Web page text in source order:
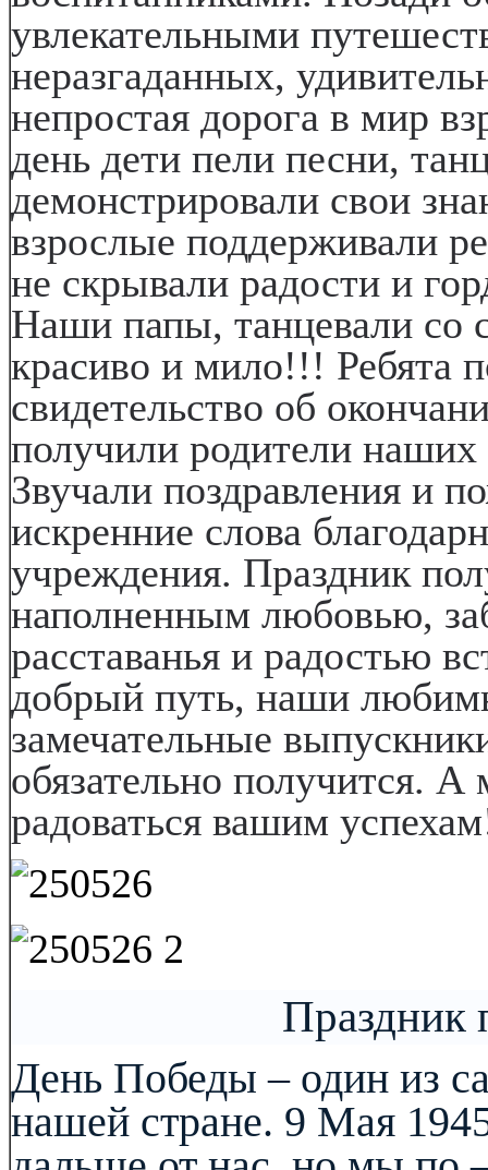
увлекательными
неразгаданных,
непростая дорога в мир
день дети пели песни,
демонстрировали свои
взрослые поддерживали
не скрывали радости и
Наши папы, танцевали со
красиво и мило!!! Ребята
свидетельство об
получили родители
Звучали поздравления и
искренние слова
учреждения. Праздник
наполненным любовью,
расставанья и радостью
добрый путь, наши
замечательные
обязательно получится.
радоваться вашим
Праздник
День Победы – один из
нашей стране. 9 Мая